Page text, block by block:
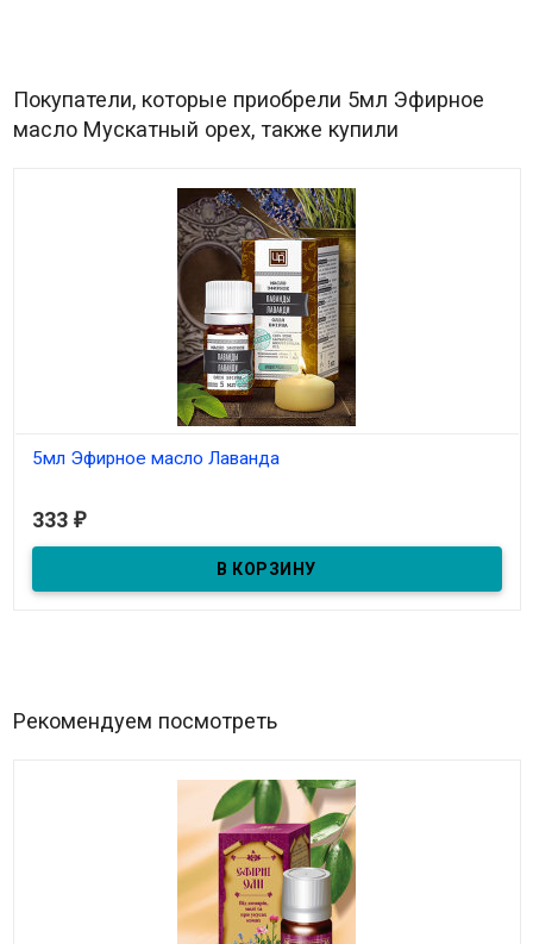
Покупатели, которые приобрели 5мл Эфирное
масло Мускатный орех, также купили
5мл Эфирное масло Лаванда
333 ₽
Рекомендуем посмотреть